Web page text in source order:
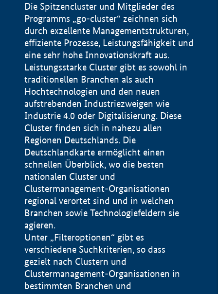
Die Spitzencluster und Mitglieder des
Programms „go-cluster“ zeichnen sich
durch exzellente Managementstrukturen,
effiziente Prozesse, Leistungsfähigkeit und
eine sehr hohe Innovationskraft aus.
Leistungsstarke Cluster gibt es sowohl in
traditionellen Branchen als auch
Hochtechnologien und den neuen
aufstrebenden Industriezweigen wie
Industrie 4.0 oder Digitalisierung. Diese
Cluster finden sich in nahezu allen
Regionen Deutschlands. Die
Deutschlandkarte ermöglicht einen
schnellen Überblick, wo die besten
nationalen Cluster und
Clustermanagement-Organisationen
regional verortet sind und in welchen
Branchen sowie Technologiefeldern sie
agieren.
Unter „Filteroptionen“ gibt es
verschiedene Suchkriterien, so dass
gezielt nach Clustern und
Clustermanagement-Organisationen in
bestimmten Branchen und
Impressum
Datenschutzerklärung
BMWE, 2026 ©
100 km © Geobasis-DE / BKG 2015